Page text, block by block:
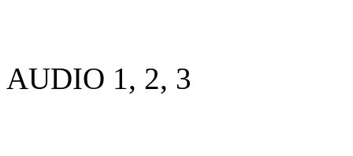
AUDIO 1, 2, 3